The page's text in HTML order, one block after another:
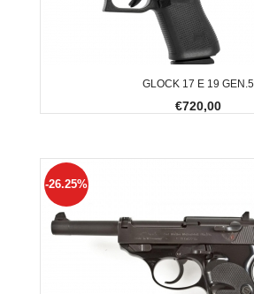
GLOCK 17 E 19 GEN.5
€720,00
-26.25%